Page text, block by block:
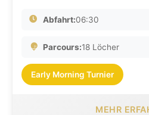
Abfahrt:06:30
Parcours:18 Löcher
Early Morning Turnier
MEHR